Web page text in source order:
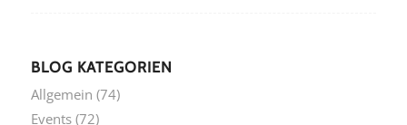
BLOG KATEGORIEN
Allgemein (74)
Events(72)